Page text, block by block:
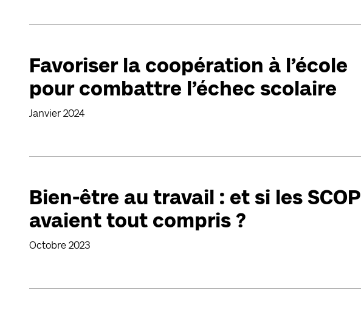
Favoriser la coopération à l’école
pour combattre l’échec scolaire
Janvier 2024
Bien-être au travail : et si les SCOP
avaient tout compris ?
Octobre 2023